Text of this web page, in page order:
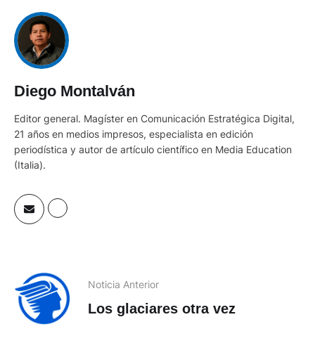
Editor general. Magíster en Comunicación Estratégica Digital,
21 años en medios impresos, especialista en edición
periodística y autor de artículo científico en Media Education
Noticia Anterior